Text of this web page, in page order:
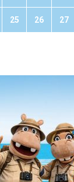
25 26 27